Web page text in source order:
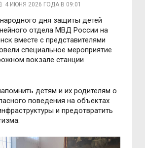
4 ИЮНЯ 2026 ГОДА В 09:01
дня защиты детей
отдела МВД России на
вместе с представителями
специальное мероприятие
вокзале станции
детям и их родителям о
поведения на объектах
и предотвратить